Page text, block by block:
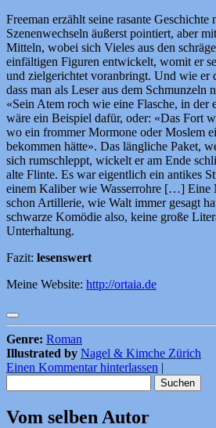
Freeman erzählt seine rasante Geschichte
Szenenwechseln äußerst pointiert, aber
Mitteln, wobei sich Vieles aus den
einfältigen Figuren entwickelt, womit er
und zielgerichtet voranbringt. Und wie er
dass man als Leser aus dem Schmunzeln
«Sein Atem roch wie eine Flasche, in der
wäre ein Beispiel dafür, oder: «Das Fort
wo ein frommer Mormone oder Moslem
bekommen hätte». Das längliche Paket,
sich rumschleppt, wickelt er am Ende
alte Flinte. Es war eigentlich ein antikes
einem Kaliber wie Wasserrohre […] Eine
schon Artillerie, wie Walt immer gesagt
schwarze Komödie also, keine große
Unterhaltung.
Fazit: lesenswert
Meine Website: http://ortaia.de
Genre: Roman
Illustrated by Nagel & Kimche Zürich
Einen Kommentar hinterlassen |
nach:
Vom selben Autor